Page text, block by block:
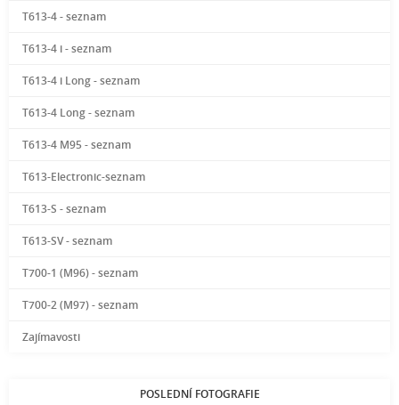
T613-4 - seznam
T613-4 i - seznam
T613-4 i Long - seznam
T613-4 Long - seznam
T613-4 M95 - seznam
T613-Electronic-seznam
T613-S - seznam
T613-SV - seznam
T700-1 (M96) - seznam
T700-2 (M97) - seznam
Zajímavosti
POSLEDNÍ FOTOGRAFIE